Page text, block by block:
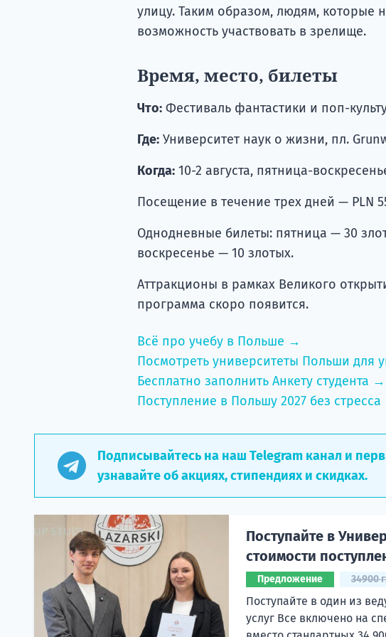
улицу. Таким образом, людям, которые
возможность участвовать в зрелище.
Время, место, билеты
Что:Фестиваль фантастики и поп-
Где:Университет наук о жизни, пл.
Когда:10-2 августа, пятница-
Посещение в течение трех дней — PLN
Однодневные билеты: пятница — 30
воскресенье — 10 злотых.
Аттракционы в рамках Великого
программа скоро появится.
Всё про учебу в Польше →
Посмотреть университеты Польши для
Бесплатно заполнить Анкету студента →
Поступление в Польшу 2027 без
Подписывайтесь на наш Telegram канал и
узнавайте об акциях, стипендиях и скидках.
Поступайте в
стоимости
Предложение 34900
Поступайте в один из
услуг Все включено на